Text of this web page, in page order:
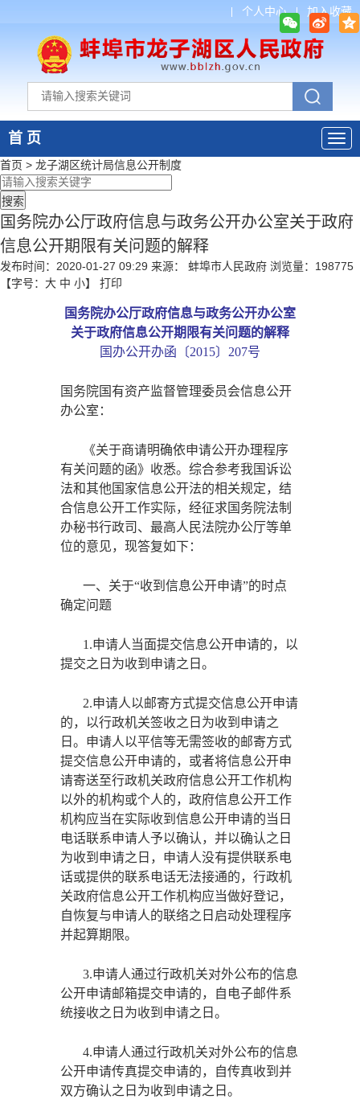
个人中心 加入收藏
首 页
首页 > 龙子湖区统计局信息公开制度
国务院办公厅政府信息与政务公开办公室关于政府
信息公开期限有关问题的解释
发布时间：2020-01-27 09:29 来源： 蚌埠市人民政府 浏览量： 198775
【字号： 大 中 小】 打印
国务院办公厅政府信息与政务公开办公室
关于政府信息公开期限有关问题的解释
国办公开办函〔2015〕207号
国务院国有资产监督管理委员会信息公开
办公室：
《关于商请明确依申请公开办理程序
有关问题的函》收悉。综合参考我国诉讼
法和其他国家信息公开法的相关规定，结
合信息公开工作实际，经征求国务院法制
办秘书行政司、最高人民法院办公厅等单
位的意见，现答复如下：
一、关于“收到信息公开申请”的时点
确定问题
1.申请人当面提交信息公开申请的，以
提交之日为收到申请之日。
2.申请人以邮寄方式提交信息公开申请
的，以行政机关签收之日为收到申请之
日。申请人以平信等无需签收的邮寄方式
提交信息公开申请的，或者将信息公开申
请寄送至行政机关政府信息公开工作机构
以外的机构或个人的，政府信息公开工作
机构应当在实际收到信息公开申请的当日
电话联系申请人予以确认，并以确认之日
为收到申请之日，申请人没有提供联系电
话或提供的联系电话无法接通的，行政机
关政府信息公开工作机构应当做好登记，
自恢复与申请人的联络之日启动处理程序
并起算期限。
3.申请人通过行政机关对外公布的信息
公开申请邮箱提交申请的，自电子邮件系
统接收之日为收到申请之日。
4.申请人通过行政机关对外公布的信息
公开申请传真提交申请的，自传真收到并
双方确认之日为收到申请之日。